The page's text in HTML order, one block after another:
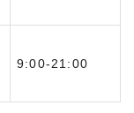
9:00-21:00